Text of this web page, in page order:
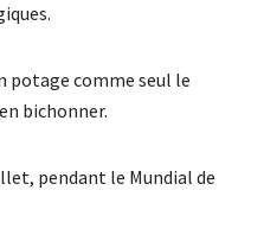
potage comme seul le
bichonner.
pendant le Mundial de